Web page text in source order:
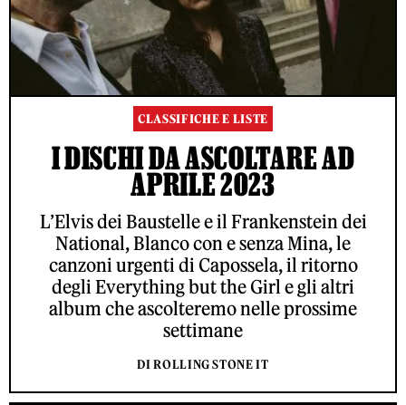
CLASSIFICHE E LISTE
I DISCHI DA ASCOLTARE AD
APRILE 2023
L’Elvis dei Baustelle e il Frankenstein dei
National, Blanco con e senza Mina, le
canzoni urgenti di Capossela, il ritorno
degli Everything but the Girl e gli altri
album che ascolteremo nelle prossime
settimane
DI ROLLING STONE IT